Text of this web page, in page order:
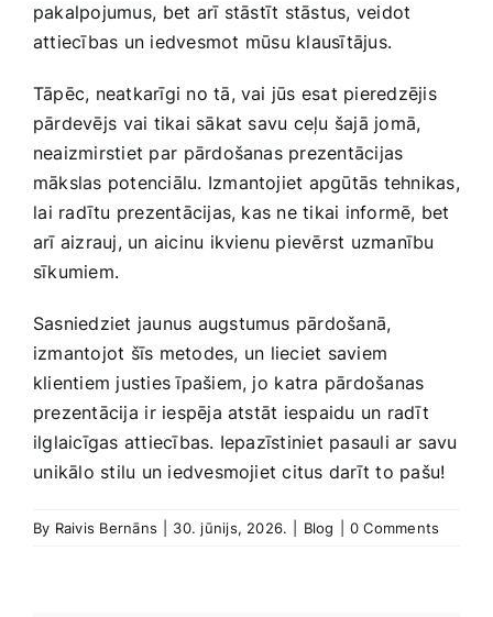
pakalpojumus,⁢ bet arī⁢ stāstīt stāstus,​ veidot
attiecības un iedvesmot⁢ mūsu‌ klausītājus.
Tāpēc, neatkarīgi no tā, vai jūs esat pieredzējis
pārdevējs⁤ vai tikai sākat savu ceļu ​šajā jomā,
neaizmirstiet​ par⁣ pārdošanas prezentācijas
mākslas potenciālu.​ Izmantojiet ​apgūtās ‌tehnikas,
⁢lai radītu prezentācijas, kas ne tikai informē, bet
arī aizrauj, un ‍aicinu ikvienu pievērst uzmanību
sīkumiem.
Sasniedziet jaunus augstumus pārdošanā,
izmantojot‌ šīs metodes, ⁢un lieciet saviem
klientiem justies ‌īpašiem, jo⁤ katra pārdošanas
prezentācija ⁢ir iespēja atstāt iespaidu un radīt
ilglaicīgas attiecības. ‌Iepazīstiniet pasauli ar savu
⁣unikālo ‍stilu ‌un iedvesmojiet citus darīt to pašu!
By Raivis Bernāns 30. jūnijs, 2026. Blog 0 Comments